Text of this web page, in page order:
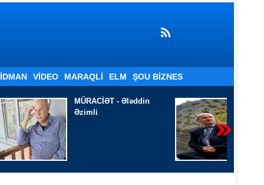
İDMAN VIDEO MARAQLI ELM ŞOU BIZNES
Tökülür -
Ramiz